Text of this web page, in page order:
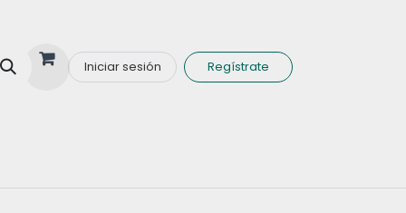
Iniciar sesión Regístrate